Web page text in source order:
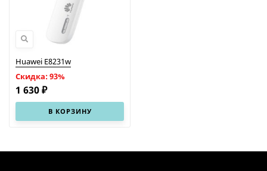
Huawei E8231w
Скидка: 93%
В КОРЗИНУ
1 630 ₽